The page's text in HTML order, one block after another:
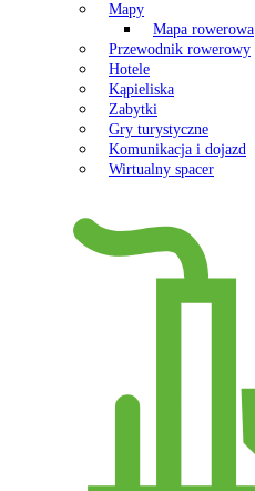
Mapy
Mapa rowerowa
Przewodnik rowerowy
Hotele
Kąpieliska
Zabytki
Gry turystyczne
Komunikacja i dojazd
Wirtualny spacer